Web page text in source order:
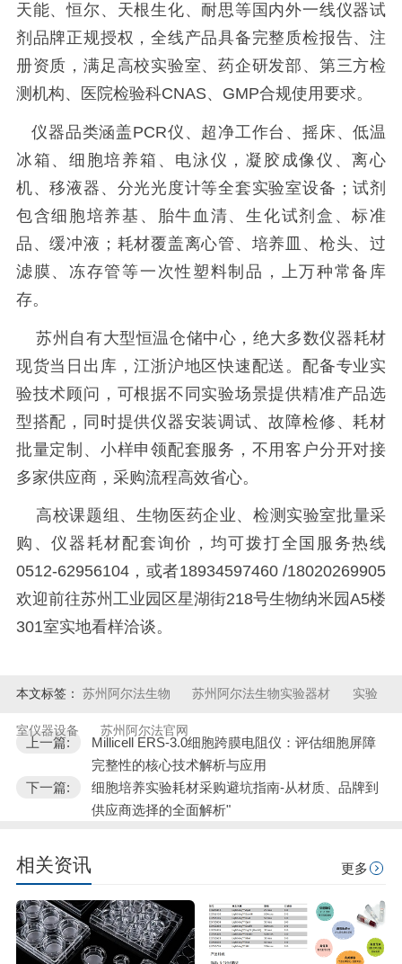
天能、恒尔、天根生化、耐思等国内外一线仪器试
剂品牌正规授权，全线产品具备完整质检报告、注
册资质，满足高校实验室、药企研发部、第三方检
测机构、医院检验科CNAS、GMP合规使用要求。
仪器品类涵盖PCR仪、超净工作台、摇床、低温
冰箱、细胞培养箱、电泳仪，凝胶成像仪、离心
机、移液器、分光光度计等全套实验室设备；试剂
包含细胞培养基、胎牛血清、生化试剂盒、标准
品、缓冲液；耗材覆盖离心管、培养皿、枪头、过
滤膜、冻存管等一次性塑料制品，上万种常备库
存。
苏州自有大型恒温仓储中心，绝大多数仪器耗材
现货当日出库，江浙沪地区快速配送。配备专业实
验技术顾问，可根据不同实验场景提供精准产品选
型搭配，同时提供仪器安装调试、故障检修、耗材
批量定制、小样申领配套服务，不用客户分开对接
多家供应商，采购流程高效省心。
高校课题组、生物医药企业、检测实验室批量采
购、仪器耗材配套询价，均可拨打全国服务热线
0512-62956104，或者18934597460 /18020269905
欢迎前往苏州工业园区星湖街218号生物纳米园A5楼
301室实地看样洽谈。
本文标签： 苏州阿尔法生物 苏州阿尔法生物实验器材 实验
室仪器设备 苏州阿尔法官网
上一篇:
Millicell ERS-3.0细胞跨膜电阻仪：评估细胞屏障
完整性的核心技术解析与应用
下一篇:
细胞培养实验耗材采购避坑指南-从材质、品牌到
供应商选择的全面解析"
相关资讯 更多